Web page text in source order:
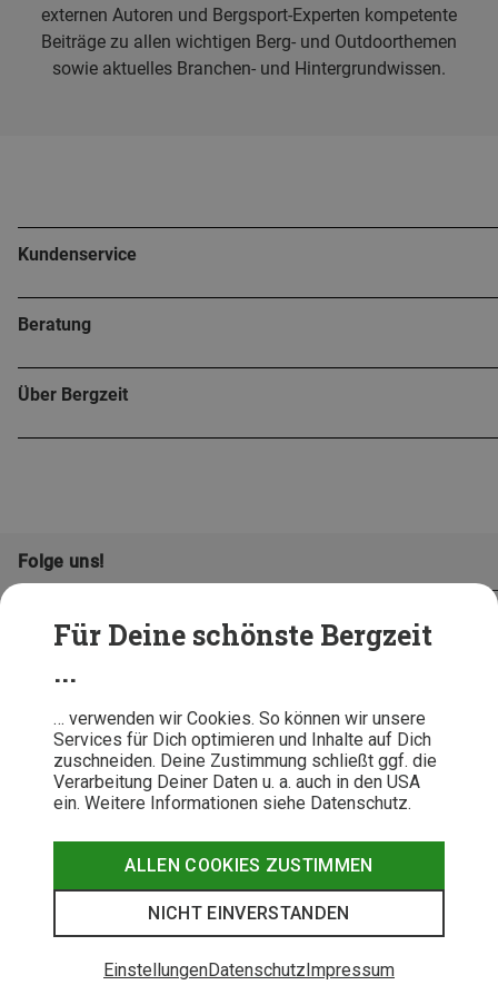
Für Deine schönste Bergzeit
...
… verwenden wir Cookies. So können wir unsere
Services für Dich optimieren und Inhalte auf Dich
zuschneiden. Deine Zustimmung schließt ggf. die
Verarbeitung Deiner Daten u. a. auch in den USA
ein. Weitere Informationen siehe Datenschutz.
ALLEN COOKIES ZUSTIMMEN
NICHT EINVERSTANDEN
EinstellungenDatenschutzImpressum
externen Autoren und Bergsport-Experten kompetente
Beiträge zu allen wichtigen Berg- und Outdoorthemen
sowie aktuelles Branchen- und Hintergrundwissen.
Kundenservice
Beratung
Über Bergzeit
Folge uns!
© 2026 Bergzeit GmbH © Bergsport, Outdoor & Trekking Shop